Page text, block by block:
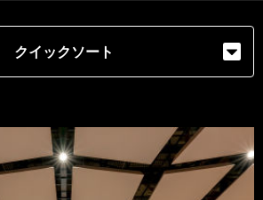
クイックソート